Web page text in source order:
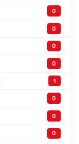
0
0
0
0
1
0
0
0